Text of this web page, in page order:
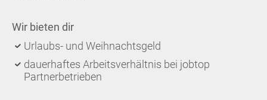
Wir bieten dir
Urlaubs- und Weihnachtsgeld
dauerhaftes Arbeitsverhältnis bei jobtop
Partnerbetrieben